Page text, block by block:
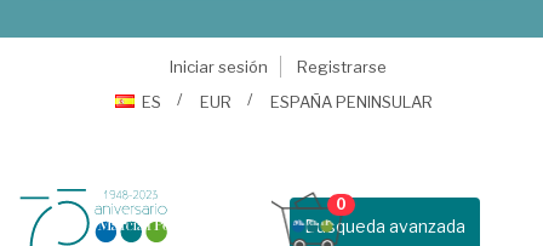
Iniciar sesión
Registrarse
ES
EUR ESPAÑA PENINSULAR
Busqueda avanzada
0